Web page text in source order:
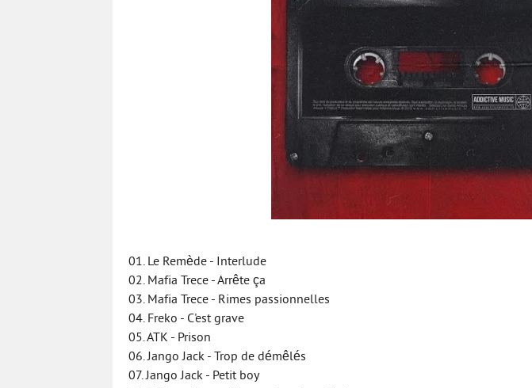
01. Le Remède - Interlude
02. Mafia Trece - Arrête ça
03. Mafia Trece - Rimes passionnelles
04. Freko - C'est grave
05. ATK - Prison
06. Jango Jack - Trop de démêlés
07. Jango Jack - Petit boy